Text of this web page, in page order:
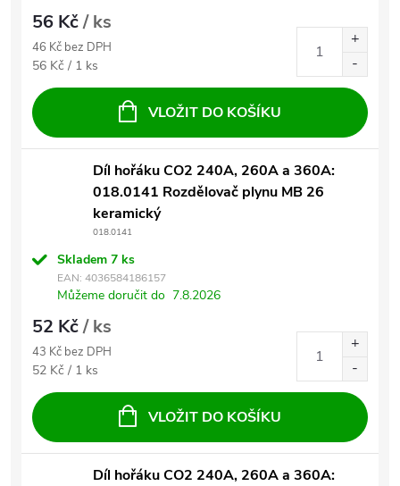
56 Kč/ ks
46 Kč bez DPH
Měrná cena:
56 Kč / 1 ks
VLOŽIT DO KOŠÍKU
Díl hořáku CO2 240A, 260A a 360A:
018.0141 Rozdělovač plynu MB 26
keramický
018.0141
Skladem 7 ks
EAN: 4036584186157
Můžeme doručit do 7.8.2026
52 Kč/ ks
43 Kč bez DPH
Měrná cena:
52 Kč / 1 ks
VLOŽIT DO KOŠÍKU
Díl hořáku CO2 240A, 260A a 360A: